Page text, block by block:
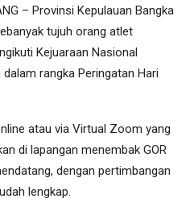
– Provinsi Kepulauan Bangka
tujuh orang atlet
Kejuaraan Nasional
rangka Peringatan Hari
atau via Virtual Zoom yang
di lapangan menembak GOR
dengan pertimbangan
lengkap.